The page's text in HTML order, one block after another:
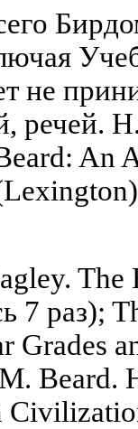
не
речей.
An
7 раз);
Grades
Beard.